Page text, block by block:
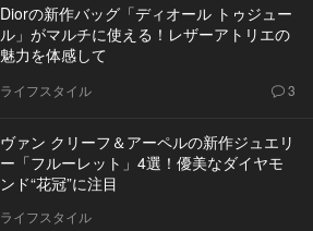
Diorの新作バッグ「ディオール トゥジュー
ル」がマルチに使える！レザーアトリエの
魅力を体感して
ライフスタイル 3
ヴァン クリーフ＆アーペルの新作ジュエリ
ー「フルーレット」4選！優美なダイヤモ
ンド“花冠”に注目
ライフスタイル